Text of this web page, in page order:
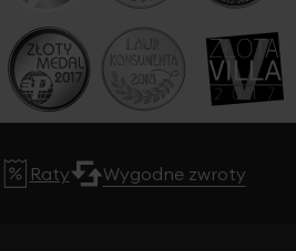
Raty Wygodne zwroty